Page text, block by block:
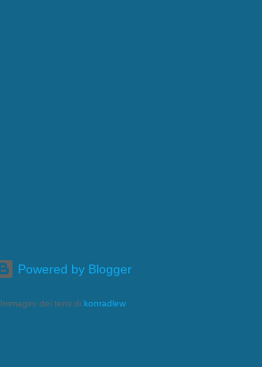
Powered by Blogger
Immagini dei temi di konradlew